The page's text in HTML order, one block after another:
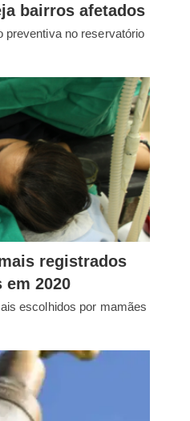
bairros afetados
preventiva no reservatório
registrados
em 2020
escolhidos por mamães